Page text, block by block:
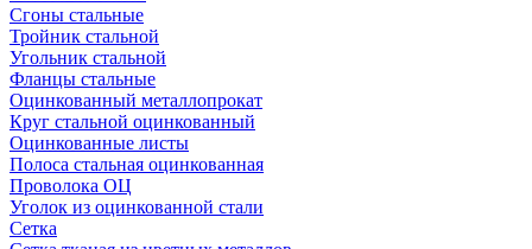
Сгоны стальные
Тройник стальной
Угольник стальной
Фланцы стальные
Оцинкованный металлопрокат
Круг стальной оцинкованный
Оцинкованные листы
Полоса стальная оцинкованная
Проволока ОЦ
Уголок из оцинкованной стали
Сетка